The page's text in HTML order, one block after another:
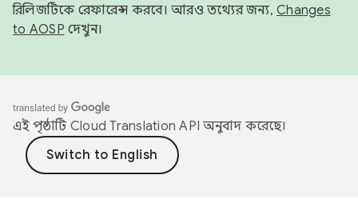
রিলিজটিকে রেফারেন্স করবে। আরও তথ্যের জন্য, Changes
to AOSP দেখুন।
এই পৃষ্ঠাটি Cloud Translation API অনুবাদ করেছে।